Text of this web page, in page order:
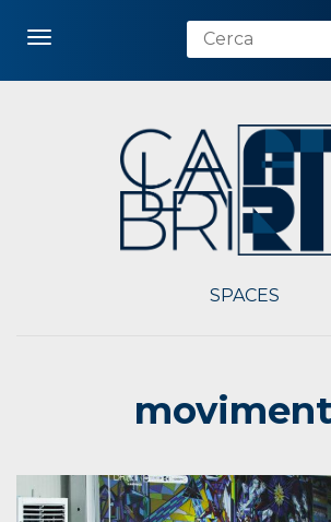
Toggle navigation
SPACES